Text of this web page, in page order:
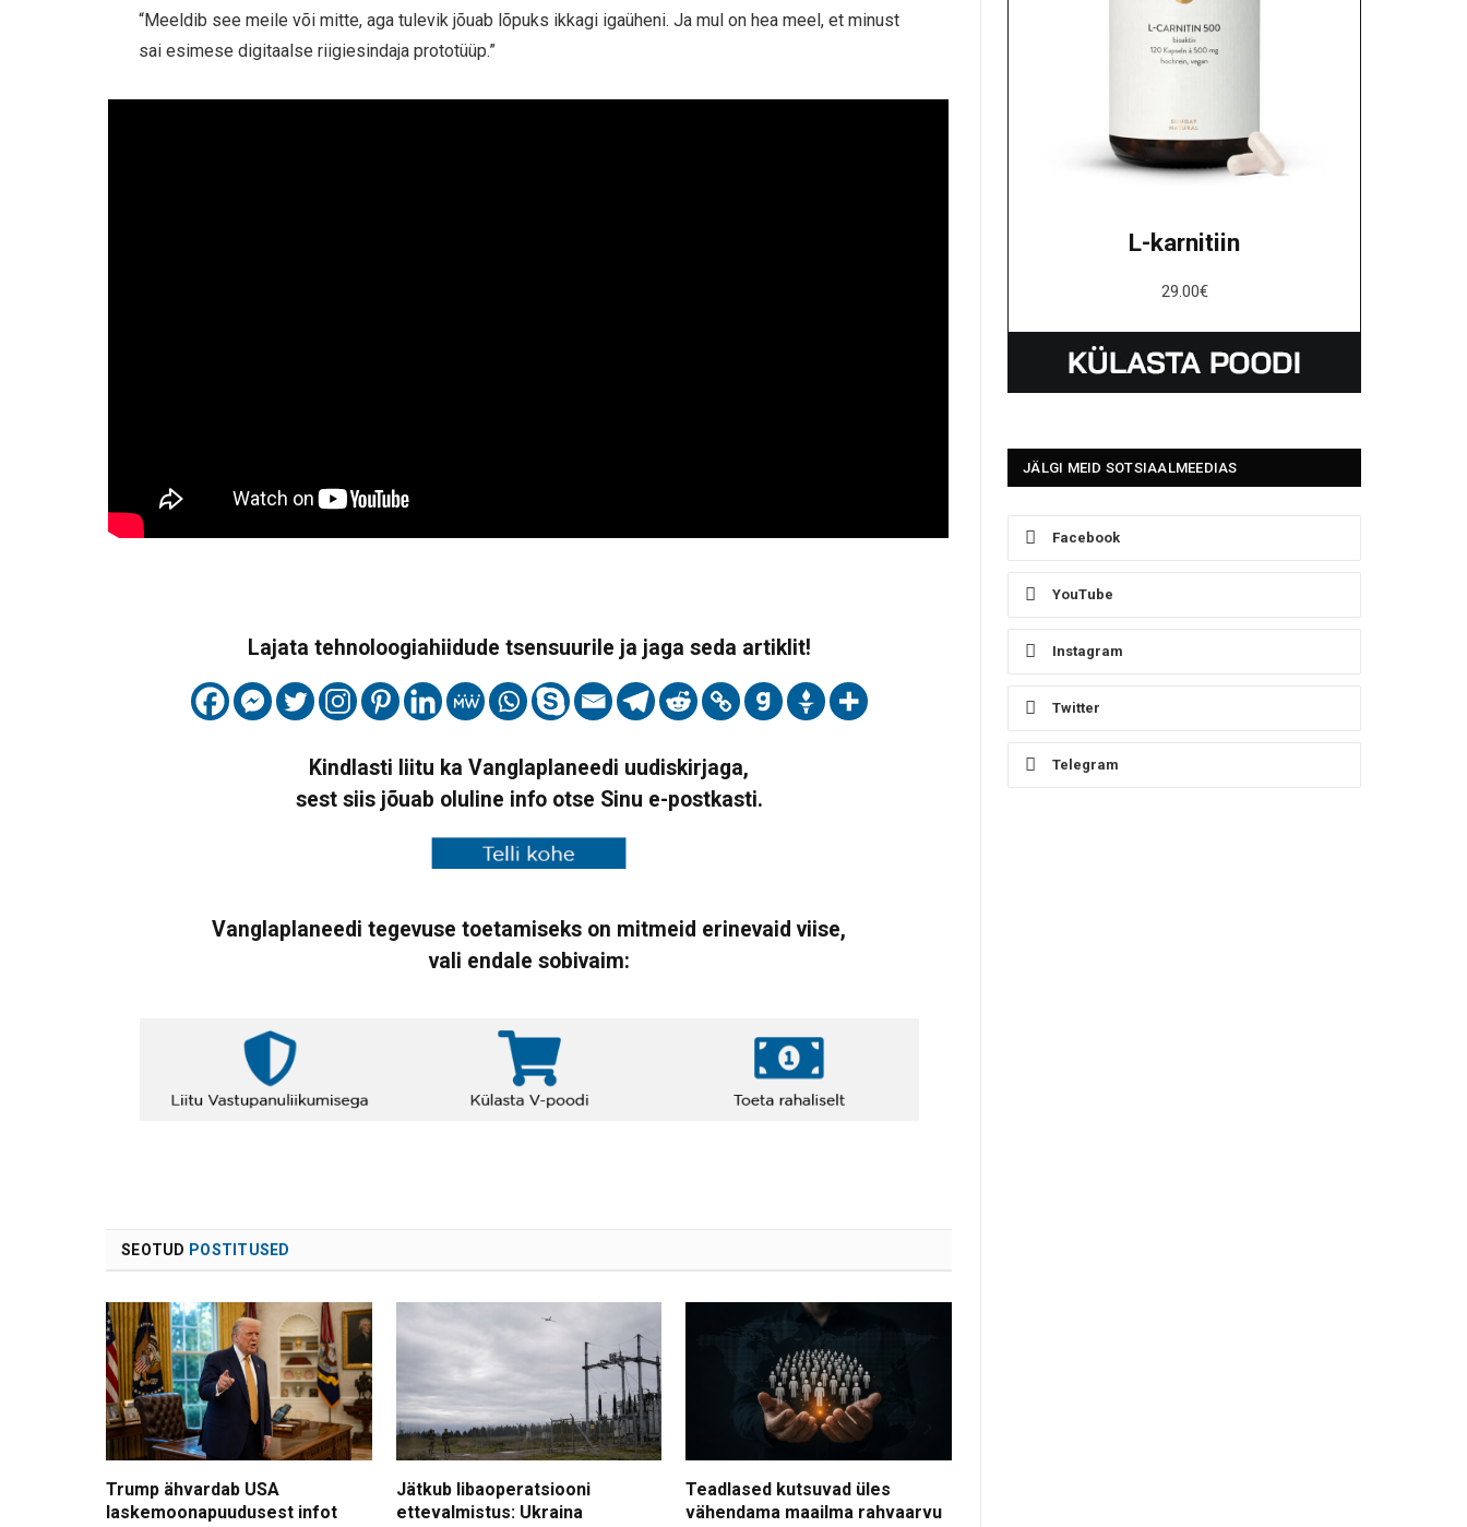
“Meeldib see meile või mitte, aga tulevik jõuab lõpuks ikkagi igaüheni. Ja mul on hea meel, et minust
sai esimese digitaalse riigiesindaja prototüüp.”
Lajata tehnoloogiahiidude tsensuurile ja jaga seda artiklit!
Kindlasti liitu ka Vanglaplaneedi uudiskirjaga,
sest siis jõuab oluline info otse Sinu e-postkasti.
Vanglaplaneedi tegevuse toetamiseks on mitmeid erinevaid viise,
vali endale sobivaim:
SEOTUD POSTITUSED
Trump ähvardab USA
laskemoonapuudusest infot
Jätkub libaoperatsiooni
ettevalmistus: Ukraina
Teadlased kutsuvad üles
vähendama maailma rahvaarvu
L-karnitiin
29.00€
JÄLGI MEID SOTSIAALMEEDIAS
Facebook
YouTube
Instagram
Twitter
Telegram